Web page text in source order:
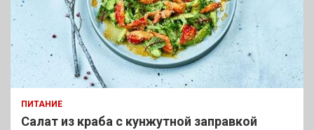
ПИТАНИЕ
Салат из краба с кунжутной заправкой